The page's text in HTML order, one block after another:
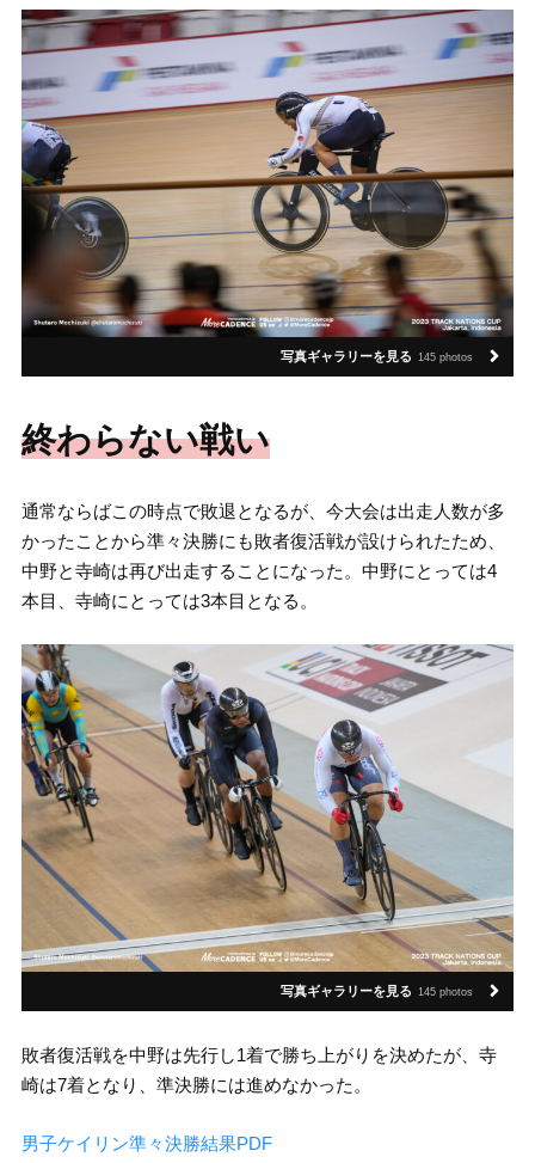
写真ギャラリーを見る 145 photos
終わらない戦い
通常ならばこの時点で敗退となるが、今大会は出走人数が多
かったことから準々決勝にも敗者復活戦が設けられたため、
中野と寺崎は再び出走することになった。中野にとっては4
本目、寺崎にとっては3本目となる。
写真ギャラリーを見る 145 photos
敗者復活戦を中野は先行し1着で勝ち上がりを決めたが、寺
崎は7着となり、準決勝には進めなかった。
男子ケイリン準々決勝結果PDF